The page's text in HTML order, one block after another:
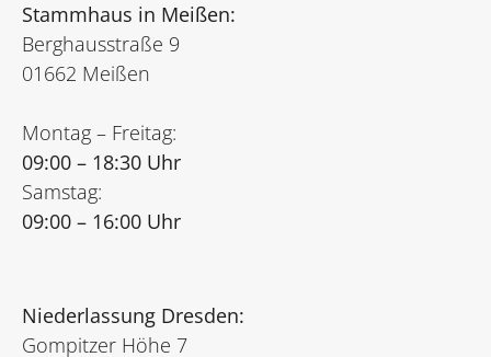
Stammhaus in Meißen:
Berghausstraße 9
01662 Meißen
Montag – Freitag:
09:00 – 18:30 Uhr
Samstag:
09:00 – 16:00 Uhr
Niederlassung Dresden:
Gompitzer Höhe 7